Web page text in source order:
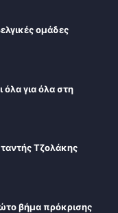
ομάδες
όλα για όλα στη
Τζολάκης
βήμα πρόκρισης